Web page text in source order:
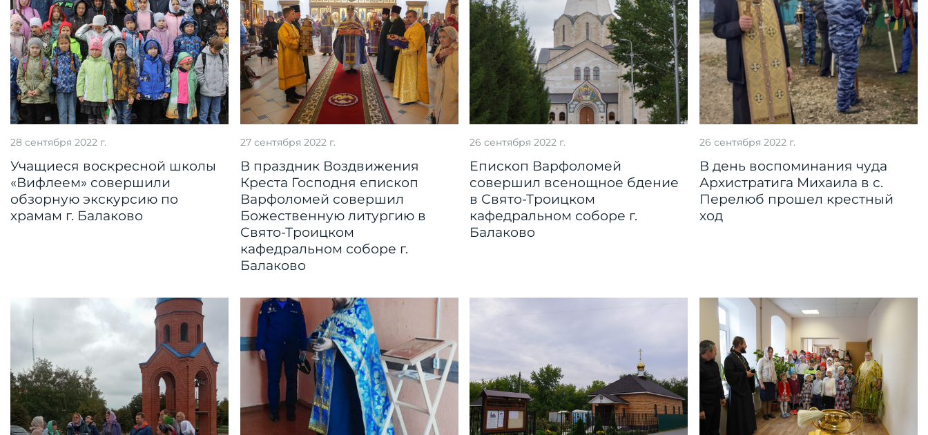
28 сентября 2022 г.
Учащиеся воскресной школы
«Вифлеем» совершили
обзорную экскурсию по
храмам г. Балаково
27 сентября 2022 г.
В праздник Воздвижения
Креста Господня епископ
Варфоломей совершил
Божественную литургию в
Свято-Троицком
кафедральном соборе г.
Балаково
26 сентября 2022 г.
Епископ Варфоломей
совершил всенощное бдение
в Свято-Троицком
кафедральном соборе г.
Балаково
26 сентября 2022 г.
В день воспоминания чуда
Архистратига Михаила в с.
Перелюб прошел крестный
ход